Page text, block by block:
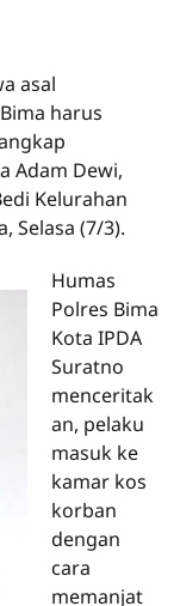
asal
harus
Adam Dewi,
Kelurahan
Selasa (7/3).
Humas
Polres Bima
Kota IPDA
Suratno
menceritak
an, pelaku
masuk ke
kamar kos
korban
dengan
cara
memanjat